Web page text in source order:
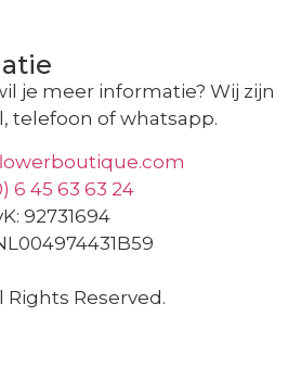
je meer informatie? Wij zijn
telefoon of whatsapp.
6 45 63 63 24
92731694
Rights Reserved.